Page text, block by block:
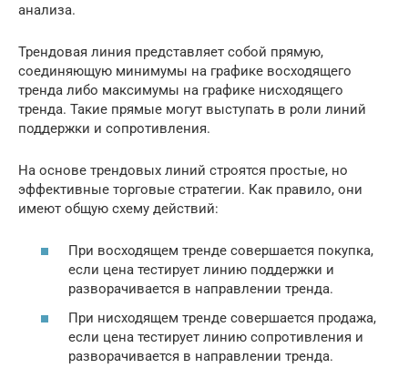
анализа.
Трендовая линия представляет собой прямую,
соединяющую минимумы на графике восходящего
тренда либо максимумы на графике нисходящего
тренда. Такие прямые могут выступать в роли линий
поддержки и сопротивления.
На основе трендовых линий строятся простые, но
эффективные торговые стратегии. Как правило, они
имеют общую схему действий:
При восходящем тренде совершается покупка,
если цена тестирует линию поддержки и
разворачивается в направлении тренда.
При нисходящем тренде совершается продажа,
если цена тестирует линию сопротивления и
разворачивается в направлении тренда.